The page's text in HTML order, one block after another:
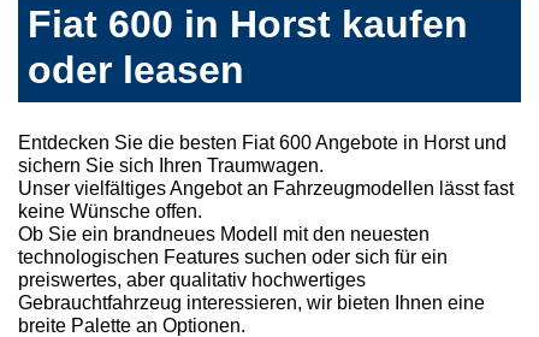
Fiat 600 in Horst kaufen
oder leasen
Entdecken Sie die besten Fiat 600 Angebote in Horst und
sichern Sie sich Ihren Traumwagen.
Unser vielfältiges Angebot an Fahrzeugmodellen lässt fast
keine Wünsche offen.
Ob Sie ein brandneues Modell mit den neuesten
technologischen Features suchen oder sich für ein
preiswertes, aber qualitativ hochwertiges
Gebrauchtfahrzeug interessieren, wir bieten Ihnen eine
breite Palette an Optionen.